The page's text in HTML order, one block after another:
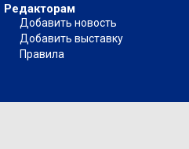
Редакторам
Добавить новость
Добавить выставку
Правила